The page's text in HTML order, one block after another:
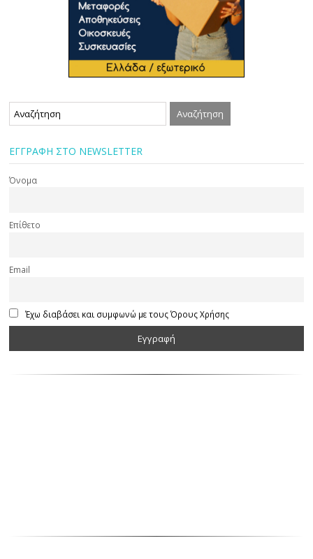
ΕΓΓΡΑΦΗ ΣΤΟ NEWSLETTER
Όνομα
Επίθετο
Email
Έχω διαβάσει και συμφωνώ με τους Όρους Χρήσης